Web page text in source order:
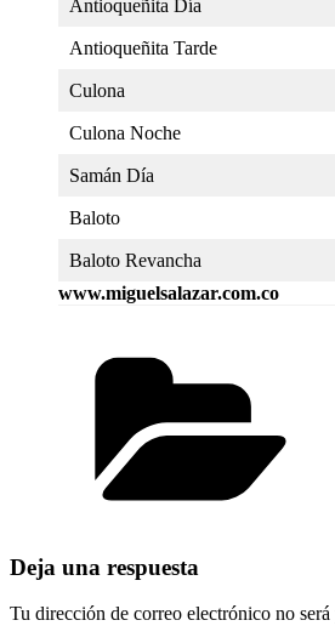
Antioqueñita Día
Antioqueñita Tarde
Culona
Culona Noche
Samán Día
Baloto
Baloto Revancha
www.miguelsalazar.com.co
Deja una respuesta
Tu dirección de correo electrónico no será